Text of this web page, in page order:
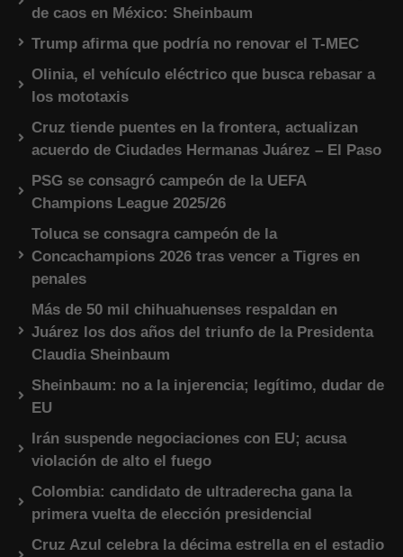
de caos en México: Sheinbaum
Trump afirma que podría no renovar el T-MEC
Olinia, el vehículo eléctrico que busca rebasar a
los mototaxis
Cruz tiende puentes en la frontera, actualizan
acuerdo de Ciudades Hermanas Juárez – El Paso
PSG se consagró campeón de la UEFA
Champions League 2025/26
Toluca se consagra campeón de la
Concachampions 2026 tras vencer a Tigres en
penales
Más de 50 mil chihuahuenses respaldan en
Juárez los dos años del triunfo de la Presidenta
Claudia Sheinbaum
Sheinbaum: no a la injerencia; legítimo, dudar de
EU
Irán suspende negociaciones con EU; acusa
violación de alto el fuego
Colombia: candidato de ultraderecha gana la
primera vuelta de elección presidencial
Cruz Azul celebra la décima estrella en el estadio